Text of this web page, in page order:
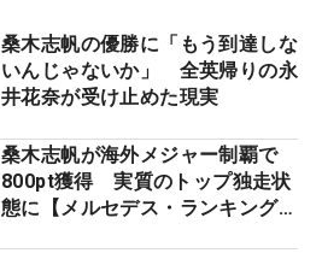
桑木志帆の優勝に「もう到達しな
いんじゃないか」 全英帰りの永
井花奈が受け止めた現実
桑木志帆が海外メジャー制覇で
800pt獲得 実質のトップ独走状
態に【メルセデス・ランキング番